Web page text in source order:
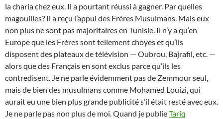
la charia chez eux. Il a pourtant réussi à gagner. Par quelles
magouilles? Il a reçu l’appui des Frères Musulmans. Mais eux
non plus ne sont pas majoritaires en Tunisie. Il n’y a qu’en
Europe que les Frères sont tellement choyés et qu’ils
disposent des plateaux de télévision — Oubrou, Bajrafil, etc. —
alors que des Français en sont exclus parce qu’ils les
contredisent. Je ne parle évidemment pas de Zemmour seul,
mais de bien des musulmans comme Mohamed Louizi, qui
aurait eu une bien plus grande publicité s’il était resté avec eux.
Je ne parle pas non plus de moi. Quand je publieTariq